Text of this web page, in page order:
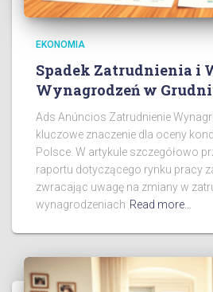
EKONOMIA
Spadek Zatrudnienia i
Wynagrodzeń w
Ads Anúncios Zatrudnienie
kluczowe znaczenie dla oceny
Polsce. W artykule szczegółowo
raportu dotyczącego rynku pracy
zwracając uwagę na zmiany w
wynagrodzeniach Read more…